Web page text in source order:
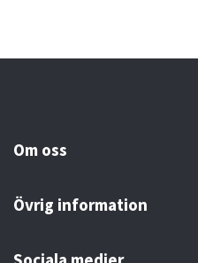
Om oss
Övrig information